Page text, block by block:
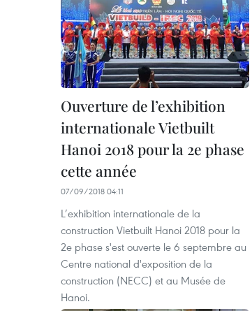
Ouverture de l’exhibition
internationale Vietbuilt
Hanoi 2018 pour la 2e phase
cette année
07/09/2018 04:11
L’exhibition internationale de la
construction Vietbuilt Hanoi 2018 pour la
2e phase s'est ouverte le 6 septembre au
Centre national d'exposition de la
construction (NECC) et au Musée de
Hanoi.